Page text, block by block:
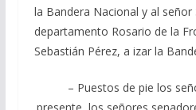
la Bandera Nacional y al señor
departamento Rosario de la
Sebastián Pérez, a izar la
– Puestos de pie los